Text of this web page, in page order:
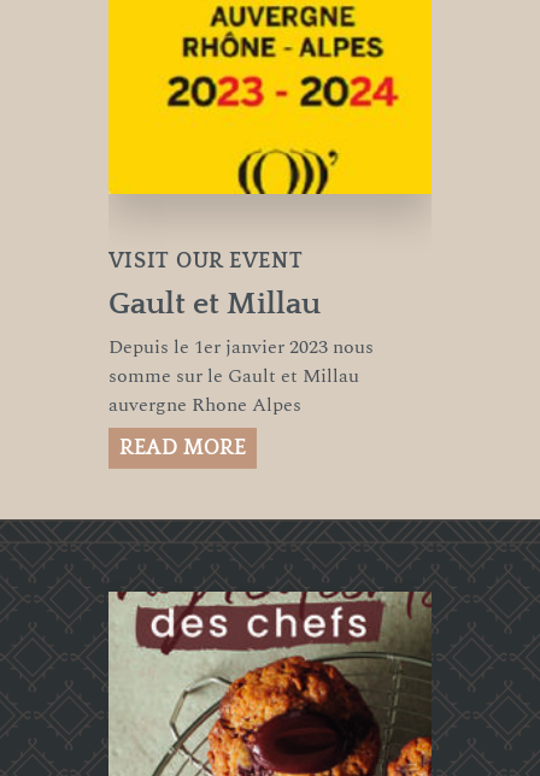
VISIT OUR EVENT
Gault et Millau
Depuis le 1er janvier 2023 nous
somme sur le Gault et Millau
auvergne Rhone Alpes
READ MORE